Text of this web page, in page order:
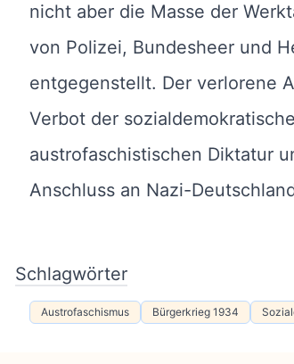
nicht aber die Masse der
von Polizei, Bundesheer und
entgegenstellt. Der verlorene
Verbot der
austrofaschistischen Diktatur
Anschluss an Nazi-
Schlagwörter
Austrofaschismus Bürgerkrieg 1934